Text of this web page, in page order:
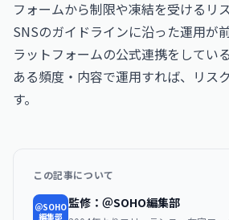
フォームから制限や凍結を受けるリ
SNSのガイドラインに沿った運用が
ラットフォームの公式連携をしてい
ある頻度・内容で運用すれば、リス
す。
この記事について
＠SOHO
編集部
監修：＠SOHO編集部